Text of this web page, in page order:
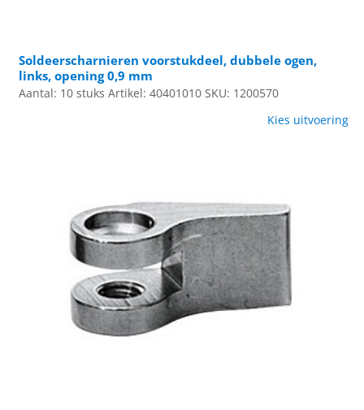
Soldeerscharnieren voorstukdeel, dubbele ogen,
links, opening 0,9 mm
Aantal: 10 stuks Artikel: 40401010 SKU: 1200570
Kies uitvoering